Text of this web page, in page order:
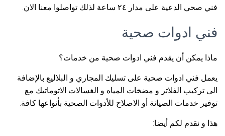
فني صحي الدعية على مدار ٢٤ ساعة لذلك تواصلوا معنا الان.
فني ادوات صحية
ماذا يمكن أن يقدم فني ادوات صحية من خدمات؟
يعمل فني ادوات صحية على تسليك المجاري و البلاليع بالإضافة
الى تركيب الفلاتر و مضخات المياه و الغسالات الاتوماتيك مع
توفير خدمات الصيانة أو الاصلاح للأدوات الصحية بأنواعها كافة.
هذا و نقدم لكم أيضا: